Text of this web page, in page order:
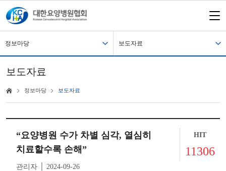
정보마당 보도자료
보도자료
정보마당 보도자료
“요양병원 수가 차별 심각, 열심히
치료할수록 손해”
관리자 │ 2024-09-26
HIT
11306